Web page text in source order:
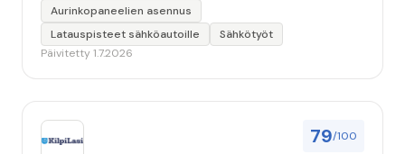
Aurinkopaneelien asennus
Latauspisteet sähköautoille
Sähkötyöt
Päivitetty 1.7.2026
79/100